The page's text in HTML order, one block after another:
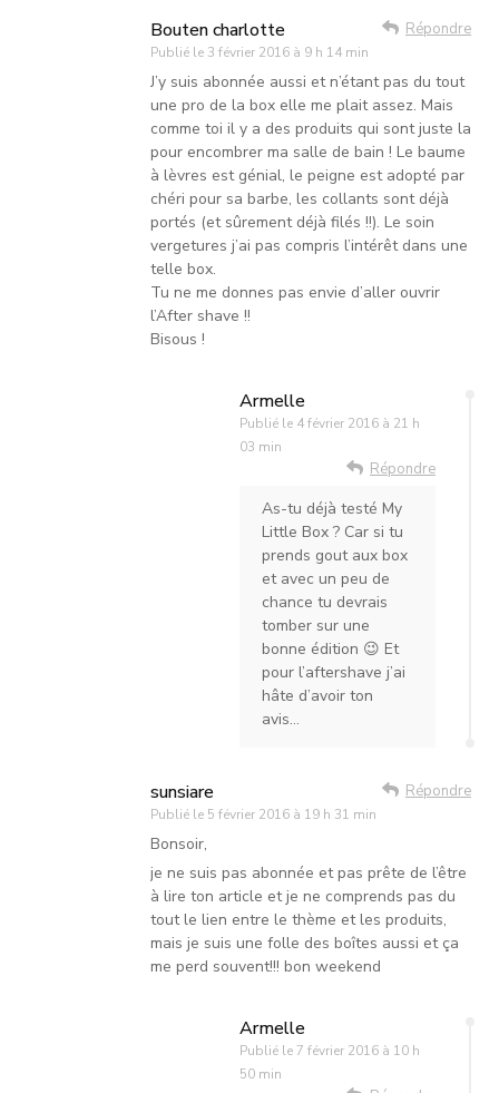
Bouten charlotte
Publié le 3 février 2016 à 9 h 14 min
Répondre
J’y suis abonnée aussi et n’étant pas du tout
une pro de la box elle me plait assez. Mais
comme toi il y a des produits qui sont juste la
pour encombrer ma salle de bain ! Le baume
à lèvres est génial, le peigne est adopté par
chéri pour sa barbe, les collants sont déjà
portés (et sûrement déjà filés !!). Le soin
vergetures j’ai pas compris l’intérêt dans une
telle box.
Tu ne me donnes pas envie d’aller ouvrir
l’After shave !!
Bisous !
Armelle
Publié le 4 février 2016 à 21 h
03 min
Répondre
As-tu déjà testé My
Little Box ? Car si tu
prends gout aux box
et avec un peu de
chance tu devrais
tomber sur une
bonne édition 😉 Et
pour l’aftershave j’ai
hâte d’avoir ton
avis…
sunsiare
Publié le 5 février 2016 à 19 h 31 min
Répondre
Bonsoir,
je ne suis pas abonnée et pas prête de l’être
à lire ton article et je ne comprends pas du
tout le lien entre le thème et les produits,
mais je suis une folle des boîtes aussi et ça
me perd souvent!!! bon weekend
Armelle
Publié le7 février 2016 à 10 h
50 min